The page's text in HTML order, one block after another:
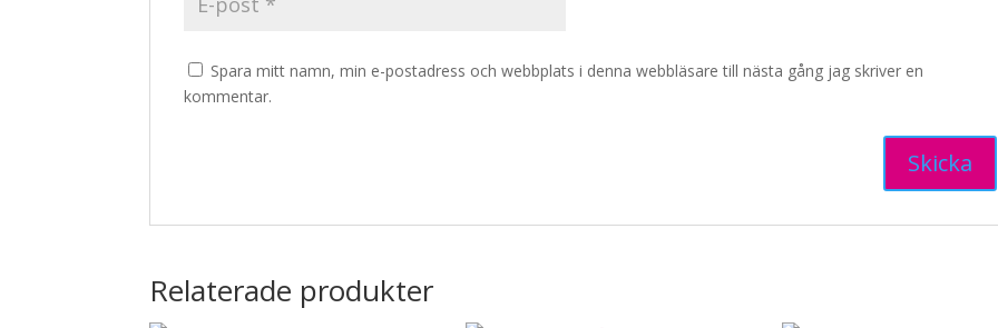
Spara mitt namn, min e-postadress och webbplats i denna webbläsare till nästa gång jag skriver en
kommentar.
Relaterade produkter